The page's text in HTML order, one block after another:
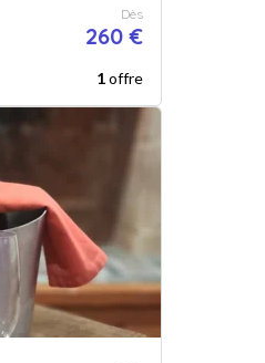
Dès
260 €
1offre